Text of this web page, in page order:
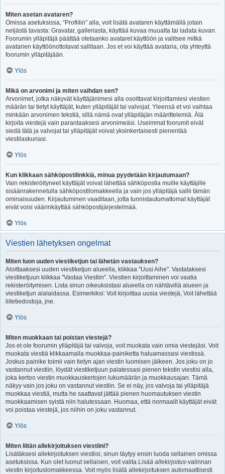
Miten asetan avataren?
Omissa asetuksissa, “Profiilin” alla, voit lisätä avataren käyttämällä jotain
neljästä tavasta: Gravatar, galleriasta, käyttää kuvaa muualta tai ladata kuvan.
Foorumin ylläpitäjä päättää otetaanko avataret käyttöön ja valitsee mitkä
avatarien käyttöönottotavat sallitaan. Jos et voi käyttää avataria, ota yhteyttä
foorumin ylläpitäjään.
Ylös
Mikä on arvonimi ja miten vaihdan sen?
Arvonimet, jotka näkyvät käyttäjänimesi alla osoittavat kirjoittamiesi viestien
määrän tai tietyt käyttäjät, kuten ylläpitäjät tai valvojat. Yleensä et voi vaihtaa
minkään arvonimen tekstiä, sillä nämä ovat ylläpitäjän määrittelemiä. Älä
kirjoita viestejä vain parantaaksesi arvonimeäsi. Useimmat foorumit eivät
siedä tätä ja valvojat tai ylläpitäjät voivat yksinkertaisesti pienentää
viestilaskuriasi.
Ylös
Kun klikkaan sähköpostilinkkiä, minua pyydetään kirjautumaan?
Vain rekisteröityneet käyttäjät voivat lähettää sähköpostia muille käyttäjille
sisäänrakennetulla sähköpostilomakkeella ja vain jos ylläpitäjä sallii tämän
ominaisuuden. Kirjautuminen vaaditaan, jotta tunnistautumattomat käyttäjät
eivät voisi väärinkäyttää sähköpostijärjestelmää.
Ylös
Viestien lähetyksen ongelmat
Miten luon uuden viestiketjun tai lähetän vastauksen?
Aloittaaksesi uuden viestiketjun alueella, klikkaa "Uusi Aihe". Vastataksesi
viestiketjuun klikkaa "Vastaa Viestiin". Viestien kirjoittaminen voi vaatia
rekisteröitymisen. Lista sinun oikeuksistasi alueella on nähtävillä alueen ja
viestiketjun alalaidassa. Esimerkiksi: Voit kirjoittaa uusia viestejä, Voit lähettää
liitetiedostoja, jne.
Ylös
Miten muokkaan tai poistan viestejä?
Jos et ole foorumin ylläpitäjä tai valvoja, voit muokata vain omia viestejäsi. Voit
muokata viestiä klikkaamalla muokkaa-painiketta haluamassasi viestissä.
Joskus painike toimii vain tietyn ajan viestin luomisen jälkeen. Jos joku on jo
vastannut viestiin, löydät viestiketjuun palatessasi pienen tekstin viestisi alla,
joka kertoo viestin muokkauskertojen lukumäärän ja muokkausajan. Tämä
näkyy vain jos joku on vastannut viestiin. Se ei näy, jos valvoja tai ylläpitäjä
muokkaa viestiä, mutta he saattavat jättää pienen huomautuksen viestin
muokkaamisen syistä niin halutessaan. Huomaa, että normaalit käyttäjät eivät
voi poistaa viestejä, jos niihin on joku vastannut.
Ylös
Miten liitän allekirjoituksen viestiini?
Lisätäksesi allekirjoituksen viestiisi, sinun täytyy ensin luoda sellainen omissa
asetuksissa. Kun olet luonut sellaisen, voit valita Lisää allekirjoitus-valinnan
viestin kirjoituslomakkeessa. Voit myös lisätä allekirjoituksen automaattisesti